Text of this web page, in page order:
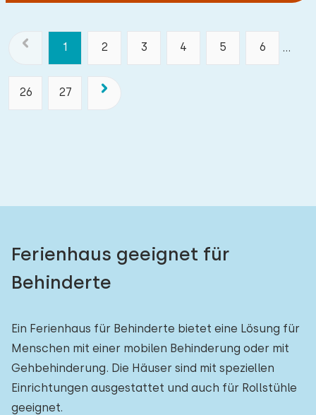
1 2 3 4 5 6 ...
26 27
Ferienhaus geeignet für
Behinderte
Ein Ferienhaus für Behinderte bietet eine Lösung für
Menschen mit einer mobilen Behinderung oder mit
Gehbehinderung. Die Häuser sind mit speziellen
Einrichtungen ausgestattet und auch für Rollstühle
geeignet.